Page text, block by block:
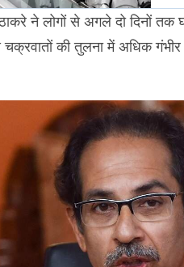
ठाकरे ने लोगों से अगले दो दिनों
की तुलना में अधिक